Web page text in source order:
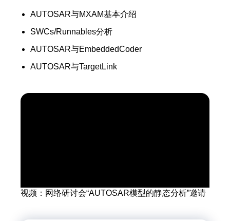
AUTOSAR与MXAM基本介绍
SWCs/Runnables分析
AUTOSAR与EmbeddedCoder
AUTOSAR与TargetLink
视频：网络研讨会“AUTOSAR模型的静态分析”邀请